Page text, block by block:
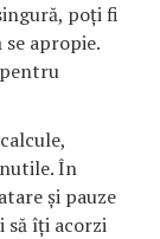
poți fi
se apropie.
În
și pauze
să îți acorzi